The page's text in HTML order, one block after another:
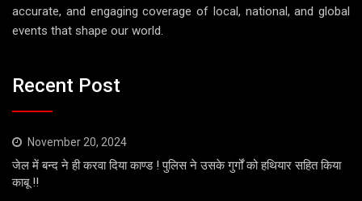
accurate, and engaging coverage of local, national, and global
events that shape our world.
Recent Post
November 20, 2024
जेल में बन्द ने ही करवा दिया काण्ड ! पुलिस ने उसके गुर्गों को हथियार सहित किया
काबू !!